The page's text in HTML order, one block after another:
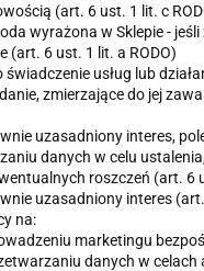
(art. 6 ust. 1 lit. c
wyrażona w Sklepie - jeśli
(art. 6 ust. 1 lit. a RODO)
świadczenie usług lub
zmierzające do jej
uzasadniony interes,
danych w celu
roszczeń (art. 6
uzasadniony interes
na:
marketingu
danych w celach